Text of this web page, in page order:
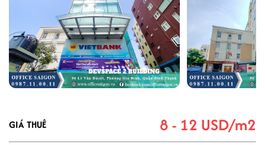
GIÁ THUÊ 8 - 12 USD/m2